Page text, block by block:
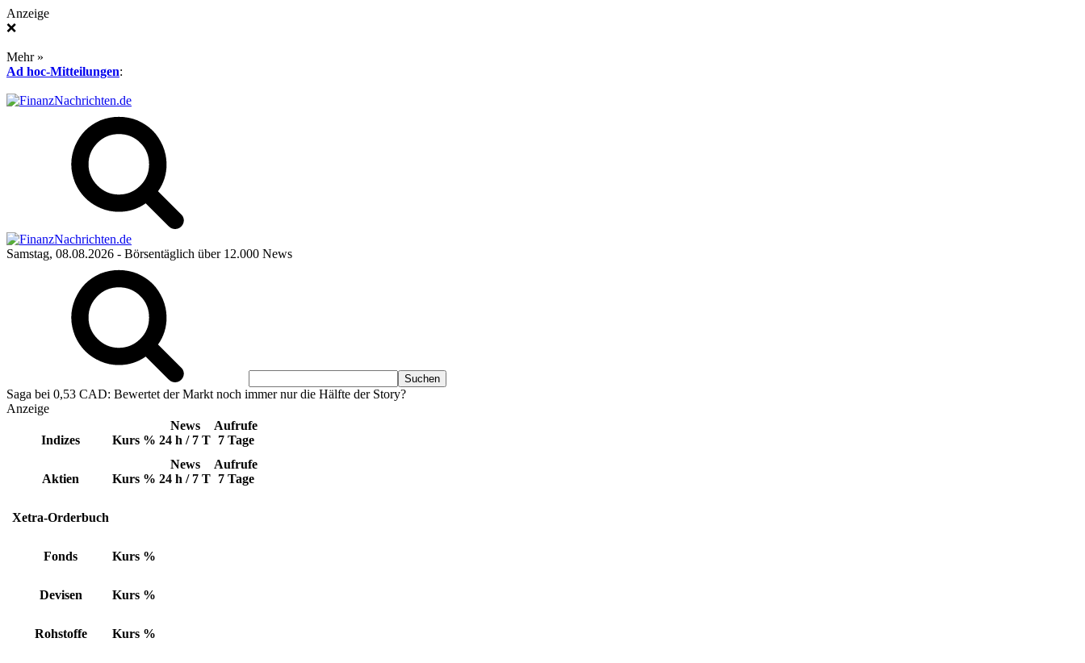
Anzeige
❌
Mehr »
Ad hoc-Mitteilungen:
Samstag, 08.08.2026 - Börsentäglich über 12.000 News
Saga bei 0,53 CAD: Bewertet der Markt noch immer nur die Hälfte der Story?
Anzeige
Indizes Kurs %
News
24 h / 7 T
Aufrufe
7 Tage
Aktien Kurs %
News
24 h / 7 T
Aufrufe
7 Tage
Xetra-Orderbuch
Fonds Kurs %
Devisen Kurs %
Rohstoffe Kurs %